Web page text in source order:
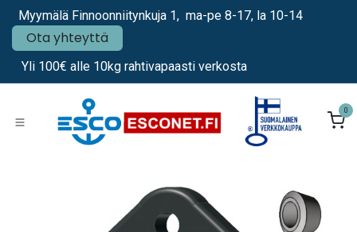
Siirry sisältöön
Myymälä Finnoonniitynkuja 1, ma-pe 8-17, la 10-14
Ota yhteyttä
Yli 100€ alle 10kg rahtivapaasti verkosta
0